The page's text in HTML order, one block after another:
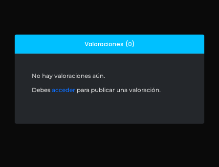
Valoraciones (0)
No hay valoraciones aún.
Debes acceder para publicar una valoración.